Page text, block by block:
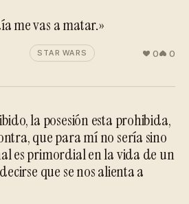
me vas a matar.»
STAR WARS 0 0
la posesión esta prohibida,
que para mí no sería sino
es primordial en la vida de un
que se nos alienta a